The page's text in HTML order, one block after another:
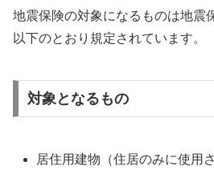
地震保険の対象になるものは地震
以下のとおり規定されています。
対象となるもの
居住用建物（住居のみに使用